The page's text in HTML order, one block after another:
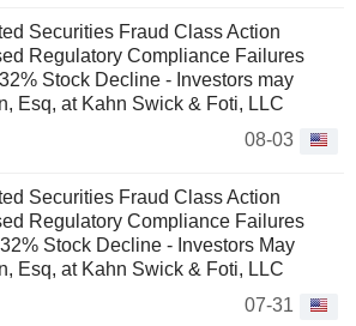
Securities Fraud Class Action
Regulatory Compliance Failures
Stock Decline - Investors may
Esq, at Kahn Swick & Foti, LLC
08-03
Securities Fraud Class Action
Regulatory Compliance Failures
Stock Decline - Investors May
Esq, at Kahn Swick & Foti, LLC
07-31